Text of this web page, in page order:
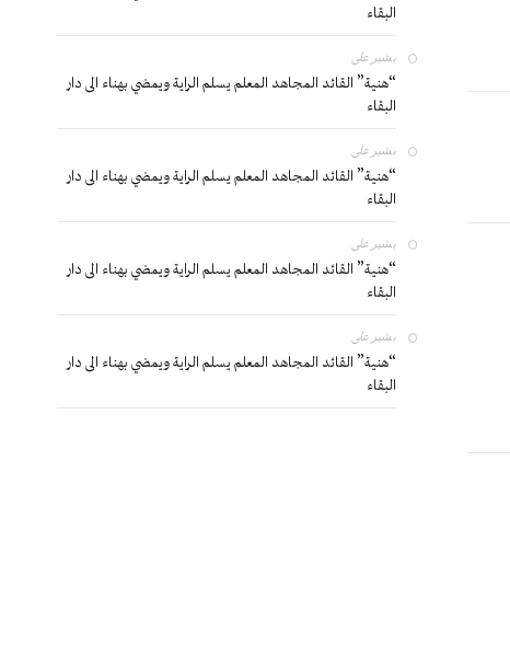
البقاء
بشير على
“هنية” القائد المجاهد المعلم يسلم الراية ويمضي بهناء الى دار
البقاء
بشير على
“هنية” القائد المجاهد المعلم يسلم الراية ويمضي بهناء الى دار
البقاء
بشير على
“هنية” القائد المجاهد المعلم يسلم الراية ويمضي بهناء الى دار
البقاء
بشير على
“هنية” القائد المجاهد المعلم يسلم الراية ويمضي بهناء الى دار
البقاء